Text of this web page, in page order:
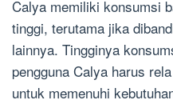
Calya memiliki konsumsi
tinggi, terutama jika
lainnya. Tingginya
pengguna Calya harus
untuk memenuhi